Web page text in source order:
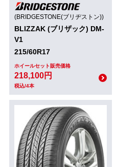
(BRIDGESTONE(ブリヂストン))
BLIZZAK (ブリザック) DM-
V1
215/60R17
ホイールセット販売価格
218,100円
税込/4本